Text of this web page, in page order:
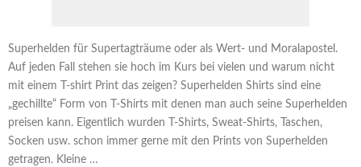
Superhelden für Supertagträume oder als Wert- und Moralapostel.
Auf jeden Fall stehen sie hoch im Kurs bei vielen und warum nicht
mit einem T-shirt Print das zeigen? Superhelden Shirts sind eine
„gechillte“ Form von T-Shirts mit denen man auch seine Superhelden
preisen kann. Eigentlich wurden T-Shirts, Sweat-Shirts, Taschen,
Socken usw. schon immer gerne mit den Prints von Superhelden
getragen. Kleine …